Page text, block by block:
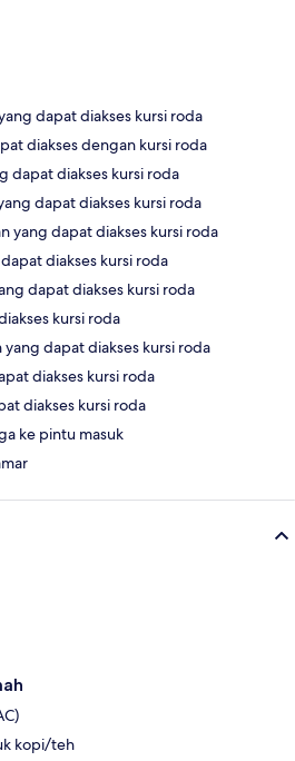
dapat diakses kursi roda
diakses dengan kursi roda
dapat diakses kursi roda
dapat diakses kursi roda
yang dapat diakses kursi roda
diakses kursi roda
dapat diakses kursi roda
kursi roda
yang dapat diakses kursi roda
diakses kursi roda
diakses kursi roda
ke pintu masuk
kopi/teh